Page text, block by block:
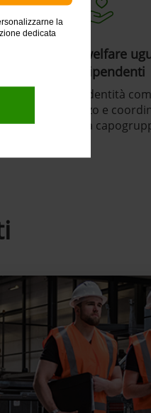
la
dedicata
Beni e servizi welfare
tutti i dipendenti
Per valorizzare l’identità
funzione d’indirizzo e
dell’azienda